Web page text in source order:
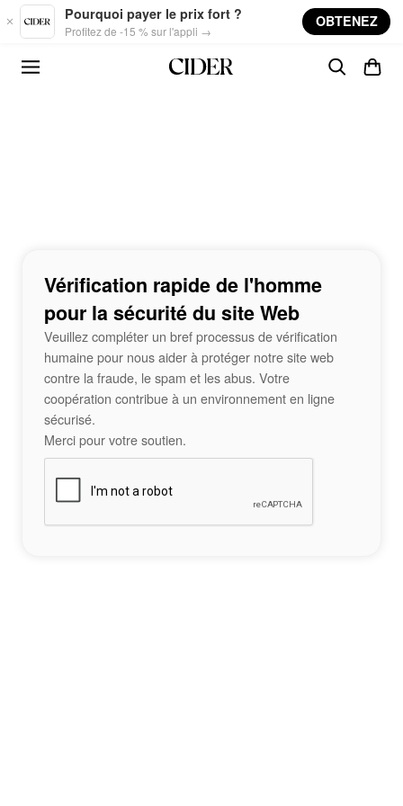
Skip to main content
Pourquoi payer le prix fort ?
Profitez de -15 % sur l'appli →
OBTENEZ
Vérification rapide de l'homme
pour la sécurité du site Web
Veuillez compléter un bref processus de vérification
humaine pour nous aider à protéger notre site web
contre la fraude, le spam et les abus. Votre
coopération contribue à un environnement en ligne
sécurisé.
Merci pour votre soutien.